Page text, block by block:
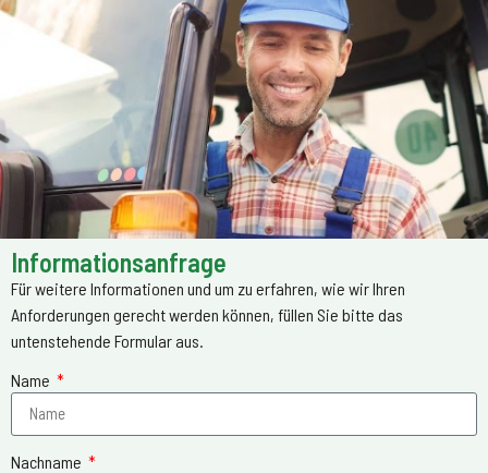
Informationsanfrage
Für weitere Informationen und um zu erfahren, wie wir Ihren
Anforderungen gerecht werden können, füllen Sie bitte das
untenstehende Formular aus.
Name
Nachname